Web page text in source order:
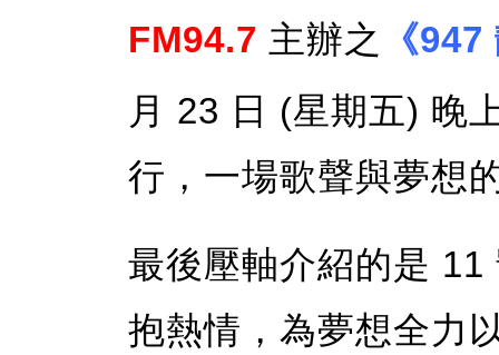
FM94.7 主辦之
《
月 23 日 (星期五) 晚
行，一場歌聲與夢想
最後壓軸介紹的是
抱熱情，為夢想全力